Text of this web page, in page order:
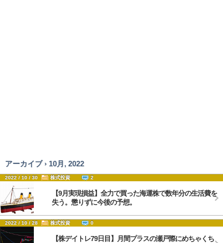
アーカイブ › 10月, 2022
2022 / 10 / 30 株式投資 2
【9月実現損益】全力で買った海運株で数年分の生活費を
失う。懲りずに今後の予想。
2022 / 10 / 28 株式投資 0
【株デイトレ79日目】月間プラスの瀬戸際にめちゃくち